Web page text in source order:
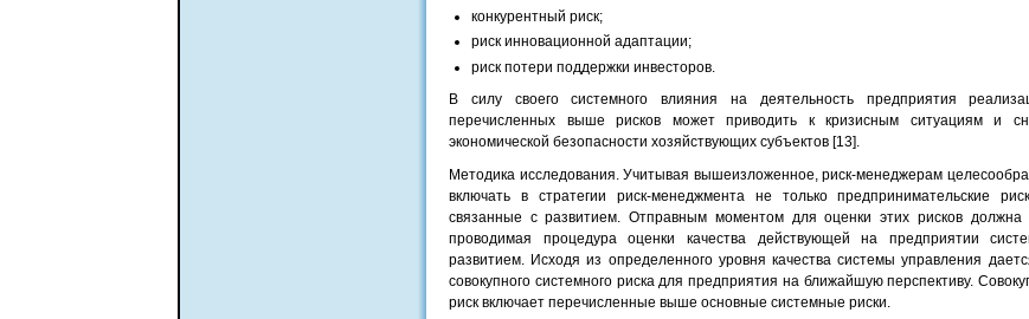
конкурентный риск;
риск инновационной адаптации;
риск потери поддержки инвесторов.
В силу своего системного влияния на деятельность предприятия
перечисленных выше рисков может приводить к кризисным ситуациям и
экономической безопасности хозяйствующих субъектов [13].
Методика исследования. Учитывая вышеизложенное, риск-менеджерам
включать в стратегии риск-менеджмента не только предпринимательские
связанные с развитием. Отправным моментом для оценки этих рисков должна
проводимая процедура оценки качества действующей на предприятии
развитием. Исходя из определенного уровня качества системы управления
совокупного системного риска для предприятия на ближайшую перспективу.
риск включает перечисленные выше основные системные риски.